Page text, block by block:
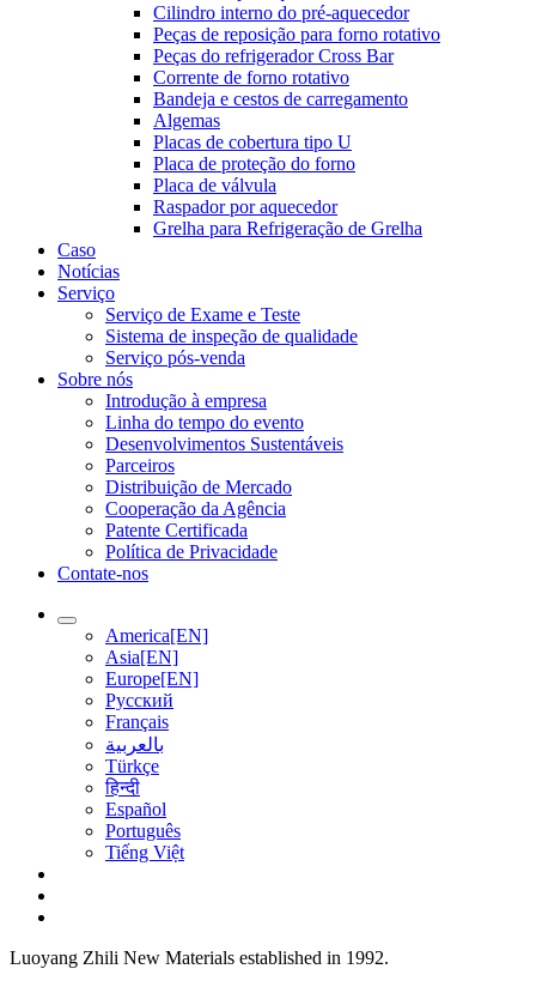
Cilindro interno do pré-aquecedor
Peças de reposição para forno rotativo
Peças do refrigerador Cross Bar
Corrente de forno rotativo
Bandeja e cestos de carregamento
Algemas
Placas de cobertura tipo U
Placa de proteção do forno
Placa de válvula
Raspador por aquecedor
Grelha para Refrigeração de Grelha
Caso
Notícias
Serviço
Serviço de Exame e Teste
Sistema de inspeção de qualidade
Serviço pós-venda
Sobre nós
Introdução à empresa
Linha do tempo do evento
Desenvolvimentos Sustentáveis
Parceiros
Distribuição de Mercado
Cooperação da Agência
Patente Certificada
Política de Privacidade
Contate-nos
America[EN]
Asia[EN]
Europe[EN]
Русский
Français
بالعربية
Türkçe
हिन्दी
Español
Português
Tiếng Việt
Luoyang Zhili New Materials established in 1992.